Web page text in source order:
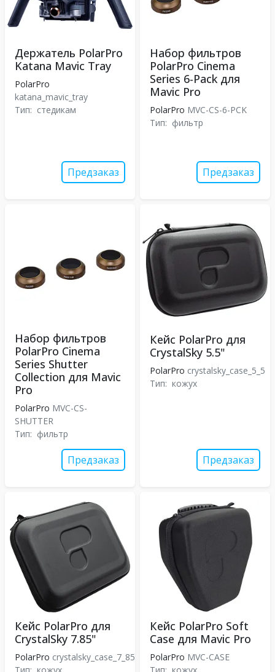
Держатель PolarPro
Katana Mavic Tray
PolarPro
katana_mavic_tray
Тип: стедикам
Предзаказ
Набор фильтров
PolarPro Cinema
Series 6-Pack для
Mavic Pro
PolarPro MVC-CS-6-PCK
Тип: фильтр
Предзаказ
Набор фильтров
PolarPro Cinema
Series Shutter
Collection для Mavic
Pro
PolarPro MVC-CS-
SHUTTER
Тип: фильтр
Предзаказ
Кейс PolarPro для
CrystalSky 5.5"
PolarPro crystalsky_case_5_5
Тип: кожух
Предзаказ
Кейс PolarPro для
CrystalSky 7.85"
PolarPro crystalsky_case_7_85
Кейс PolarPro Soft
Case для Mavic Pro
PolarPro MVC-CASE